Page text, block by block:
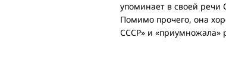
упоминает в своей речи
Помимо прочего, она
СССР» и «приумножала»